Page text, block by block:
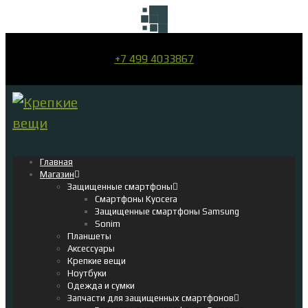
+7 499 4033867
Главная
Магазин
Защищенные смартфоны
Смартфоны Kyocera
Защищенные смартфоны Samsung
Sonim
Планшеты
Аксессуары
Крепкие вещи
Ноутбуки
Одежда и сумки
Запчасти для защищенных смартфонов